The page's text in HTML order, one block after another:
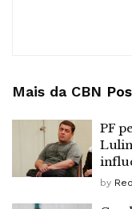
Mais da CBN
PF
by